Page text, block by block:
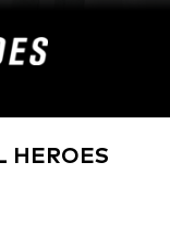
HEROES